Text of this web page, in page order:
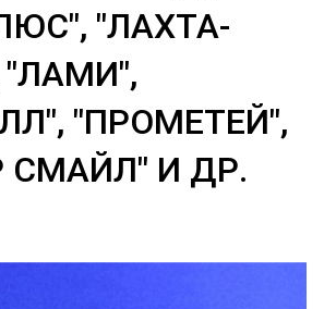
"ЛАХТА-
"ПРОМЕТЕЙ",
СМАЙЛ" И ДР.